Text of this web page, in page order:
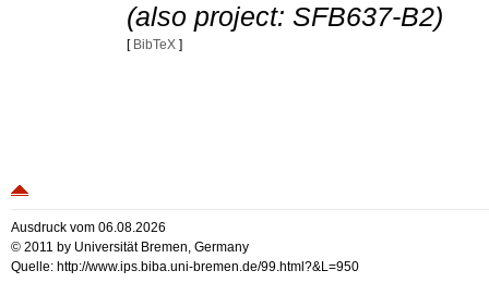
(also project: SFB637-B2)
[ BibTeX ]
Ausdruck vom 06.08.2026
© 2011 by Universität Bremen, Germany
Quelle: http://www.ips.biba.uni-bremen.de/99.html?&L=950